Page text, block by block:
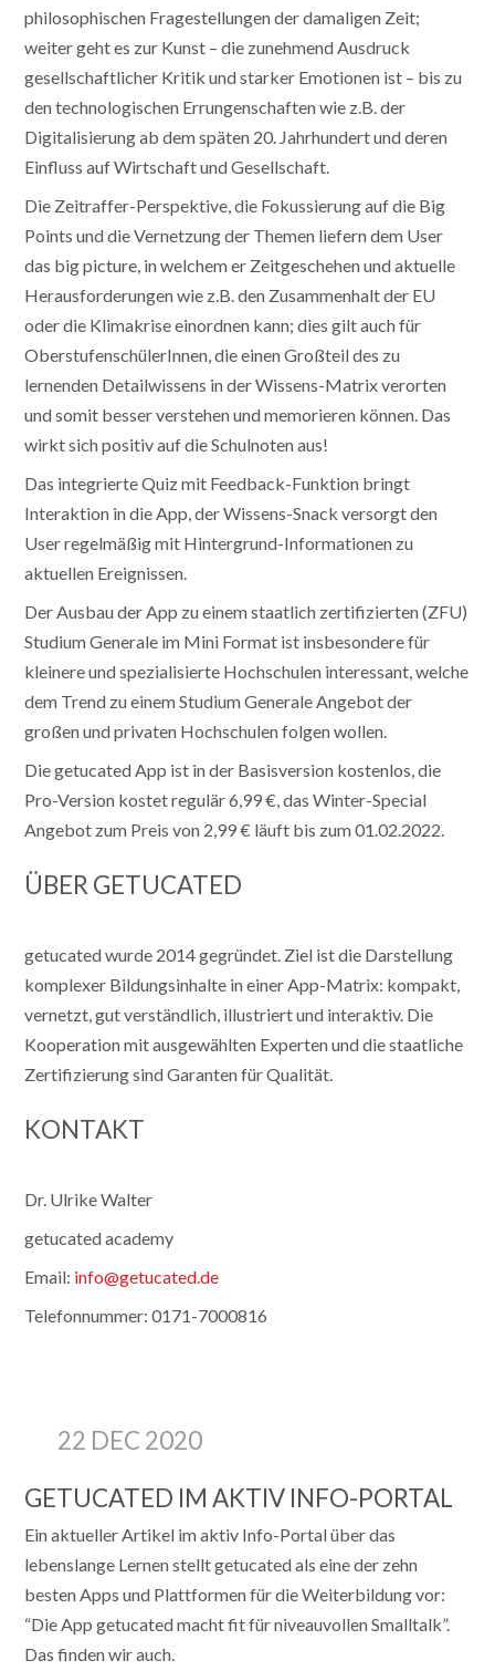
philosophischen Fragestellungen der damaligen Zeit;
weiter geht es zur Kunst – die zunehmend Ausdruck
gesellschaftlicher Kritik und starker Emotionen ist – bis zu
den technologischen Errungenschaften wie z.B. der
Digitalisierung ab dem späten 20. Jahrhundert und deren
Einfluss auf Wirtschaft und Gesellschaft.
Die Zeitraffer-Perspektive, die Fokussierung auf die Big
Points und die Vernetzung der Themen liefern dem User
das big picture, in welchem er Zeitgeschehen und aktuelle
Herausforderungen wie z.B. den Zusammenhalt der EU
oder die Klimakrise einordnen kann; dies gilt auch für
OberstufenschülerInnen, die einen Großteil des zu
lernenden Detailwissens in der Wissens-Matrix verorten
und somit besser verstehen und memorieren können. Das
wirkt sich positiv auf die Schulnoten aus!
Das integrierte Quiz mit Feedback-Funktion bringt
Interaktion in die App, der Wissens-Snack versorgt den
User regelmäßig mit Hintergrund-Informationen zu
aktuellen Ereignissen.
Der Ausbau der App zu einem staatlich zertifizierten (ZFU)
Studium Generale im Mini Format ist insbesondere für
kleinere und spezialisierte Hochschulen interessant, welche
dem Trend zu einem Studium Generale Angebot der
großen und privaten Hochschulen folgen wollen.
Die getucated App ist in der Basisversion kostenlos, die
Pro-Version kostet regulär 6,99 €, das Winter-Special
Angebot zum Preis von 2,99 € läuft bis zum 01.02.2022.
ÜBER GETUCATED
getucated wurde 2014 gegründet. Ziel ist die Darstellung
komplexer Bildungsinhalte in einer App-Matrix: kompakt,
vernetzt, gut verständlich, illustriert und interaktiv. Die
Kooperation mit ausgewählten Experten und die staatliche
Zertifizierung sind Garanten für Qualität.
KONTAKT
Dr. Ulrike Walter
getucated academy
Email: info@getucated.de
Telefonnummer: 0171-7000816
22 DEC 2020
GETUCATED IM AKTIV INFO-PORTAL
Ein aktueller Artikel im aktiv Info-Portal über das
lebenslange Lernen stellt getucated als eine der zehn
besten Apps und Plattformen für die Weiterbildung vor:
“Die App getucated macht fit für ­niveauvollen Smalltalk”.
Das finden wir auch.